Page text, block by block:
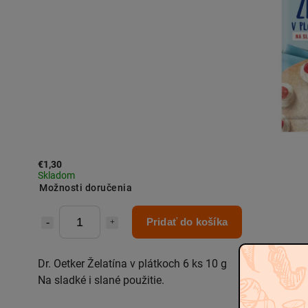
€1,30
Skladom
Možnosti doručenia
Pridať do košíka
Dr. Oetker Želatína v plátkoch 6 ks 10 g
Na sladké i slané použitie.